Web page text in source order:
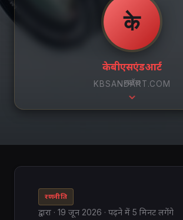
के
केबीएसएंडआर्ट
KBSANDART.COM
स्क्रॉल
रणनीति
द्वारा · 19 जून 2026 · पढ़ने में 5 मिनट लगेंगे